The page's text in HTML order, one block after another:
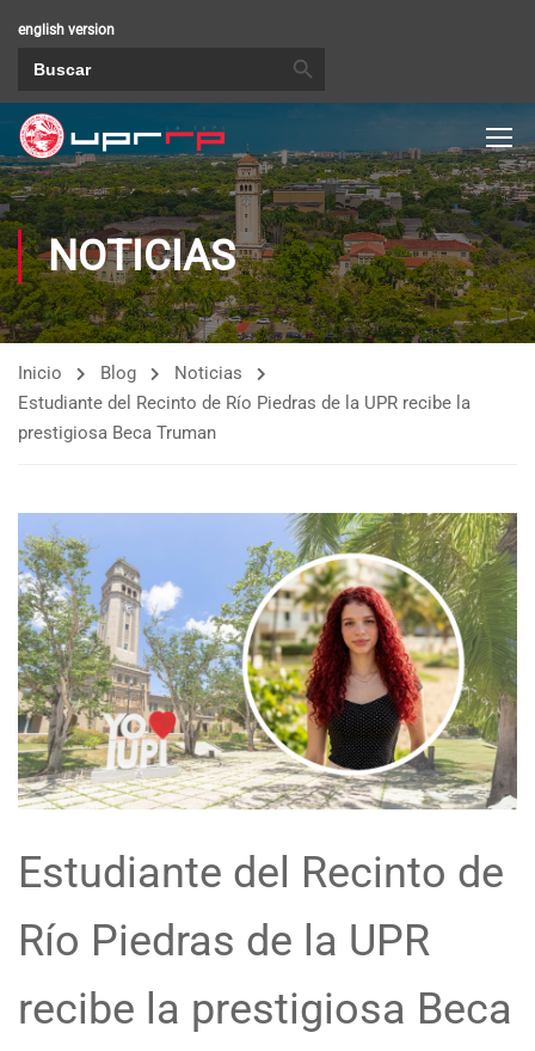
english version
NOTICIAS
Inicio Blog
Noticias
Estudiante del Recinto de Río Piedras de la UPR recibe la
prestigiosa Beca Truman
Estudiante del Recinto de
Río Piedras de la UPR
recibe la prestigiosa Beca